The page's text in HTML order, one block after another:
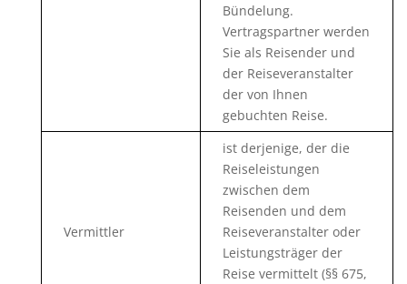
Bündelung.
Vertragspartner werden
Sie als Reisender und
der Reiseveranstalter
der von Ihnen
gebuchten Reise.
Vermittler
ist derjenige, der die
Reiseleistungen
zwischen dem
Reisenden und dem
Reiseveranstalter oder
Leistungsträger der
Reise vermittelt (§§ 675,